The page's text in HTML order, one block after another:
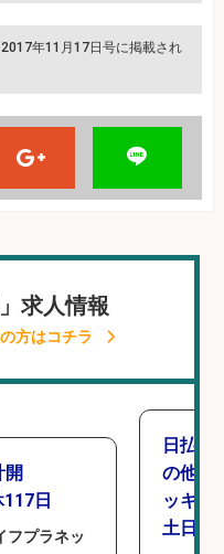
年11月17日号に掲載され
求人情報
方はコチラ
日
フプラネッ
日払い
の他/
ッキン
土日休